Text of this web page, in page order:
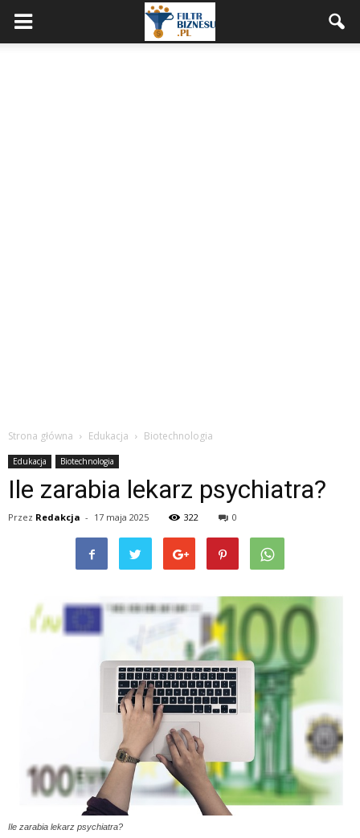
Strona główna Edukacja Biotechnologia
Edukacja Biotechnologia
Ile zarabia lekarz psychiatra?
Przez Redakcja - 17 maja 2025 322 0
Ile zarabia lekarz psychiatra?